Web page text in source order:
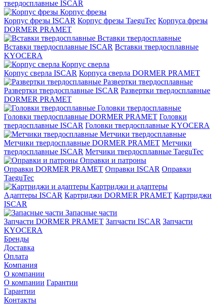
твердосплавные ISCAR
Корпус фрезы
Корпус фрезы ISCAR Корпус фрезы TaeguTec Корпуса фрезы
DORMER PRAMET
Вставки твердосплавные
Вставки твердосплавные ISCAR Вставки твердосплавные
KYOCERA
Корпус сверла
Корпус сверла ISCAR Корпуса сверла DORMER PRAMET
Развертки твердосплавные
Развертки твердосплавные ISCAR Развертки твердосплавные
DORMER PRAMET
Головки твердосплавные
Головки твердосплавные DORMER PRAMET Головки
твердосплавные ISCAR Головки твердосплавные KYOCERA
Метчики твердосплавные
Метчики твердосплавные DORMER PRAMET Метчики
твердосплавные ISCAR Метчики твердосплавные TaeguTec
Оправки и патроны
Оправки DORMER PRAMET Оправки ISCAR Оправки
TaeguTec
Картриджи и адаптеры
Адаптеры ISCAR Картриджи DORMER PRAMET Картриджи
ISCAR
Запасные части
Запчасти DORMER PRAMET Запчасти ISCAR Запчасти
KYOCERA
Бренды
Доставка
Оплата
Компания
О компании
О компании Гарантии
Гарантии
Контакты